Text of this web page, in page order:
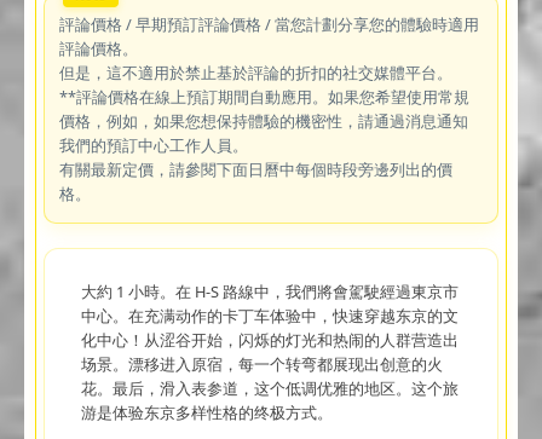
評論價格 / 早期預訂評論價格 / 當您計劃分享您的體驗時適用
評論價格。
但是，這不適用於禁止基於評論的折扣的社交媒體平台。
**評論價格在線上預訂期間自動應用。如果您希望使用常規
價格，例如，如果您想保持體驗的機密性，請通過消息通知
我們的預訂中心工作人員。
有關最新定價，請參閱下面日曆中每個時段旁邊列出的價
格。
大約 1 小時。在 H-S 路線中，我們將會駕駛經過東京市
中心。在充满动作的卡丁车体验中，快速穿越东京的文
化中心！从涩谷开始，闪烁的灯光和热闹的人群营造出
场景。漂移进入原宿，每一个转弯都展现出创意的火
花。最后，滑入表参道，这个低调优雅的地区。这个旅
游是体验东京多样性格的终极方式。